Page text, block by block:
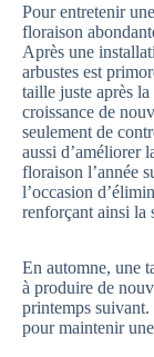
Pour entretenir
floraison
Après une
arbustes est
taille juste après
croissance de
seulement de
aussi d’améliorer
floraison l’année
l’occasion
renforçant ainsi la
En automne, une
à produire de
printemps suivant.
pour maintenir